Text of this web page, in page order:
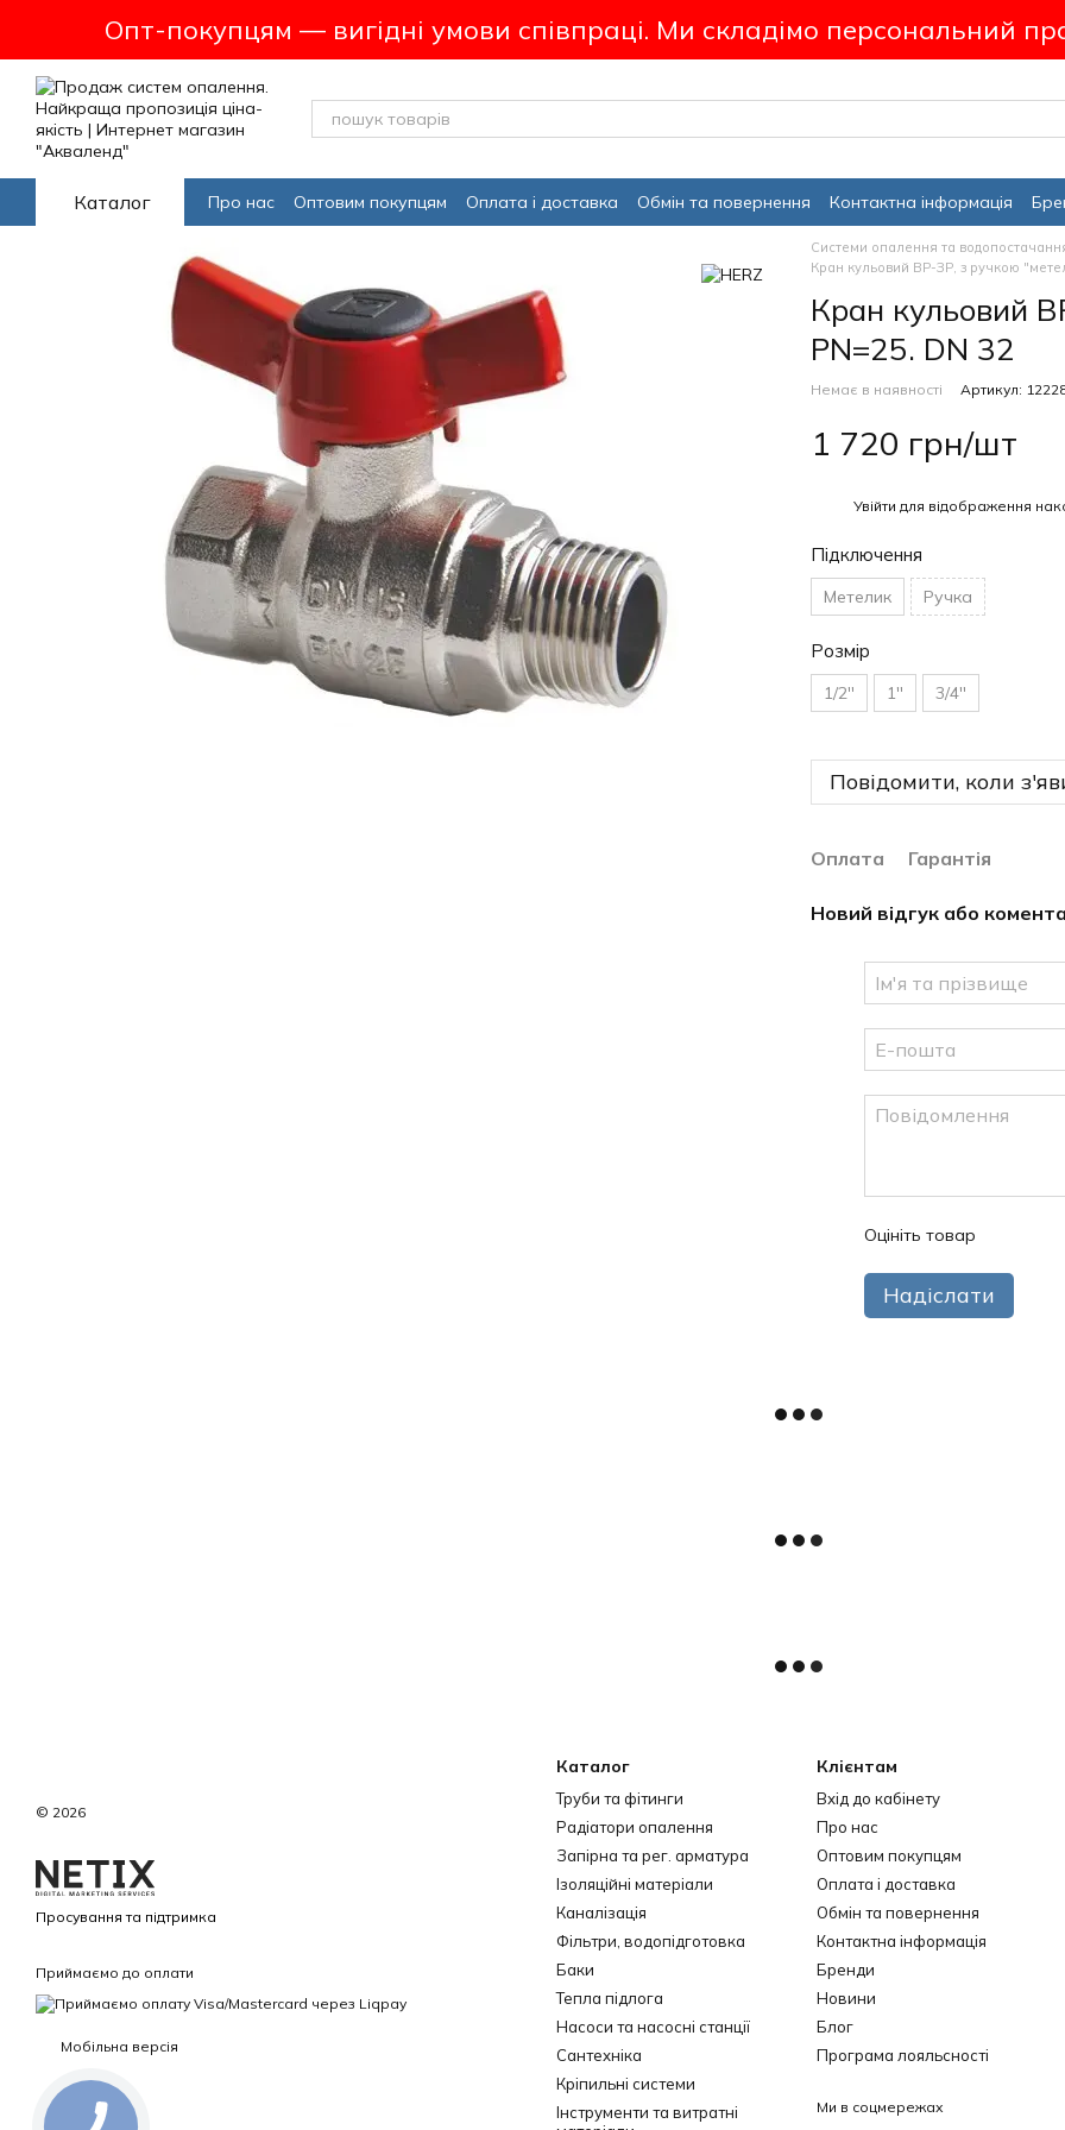
Перейти до основного контенту
Опт-покупцям — вигідні умови співпраці. Ми складімо персональний
Каталог Про нас Оптовим покупцям Оплата і доставка Обмін та повернення Контактна інформація
Програма лояльсності
Системи опалення та
Кран кульовий ВР-ЗР, з ручкою
Кран кульовий
PN=25. DN 32
Немає в наявності Артикул:
1 720 грн/шт
Увійти для відображення
Підключення
Метелик Ручка
Розмір
1/2'' 1'' 3/4''
Повідомити, коли
Оплата Гарантія
Новий відгук або
Оцініть товар
Надіслати
© 2026
Просування та підтримка
Приймаємо до оплати
Мобільна версія
Каталог
Труби та фітинги
Радіатори опалення
Запірна та рег. арматура
Ізоляційні матеріали
Каналізація
Фільтри, водопідготовка
Баки
Тепла підлога
Насоси та насосні станції
Сантехніка
Кріпильні системи
Інструменти та витратні
Клієнтам
Вхід до кабінету
Про нас
Оптовим покупцям
Оплата і доставка
Обмін та повернення
Контактна інформація
Бренди
Новини
Блог
Програма лояльсності
Ми в соцмережах